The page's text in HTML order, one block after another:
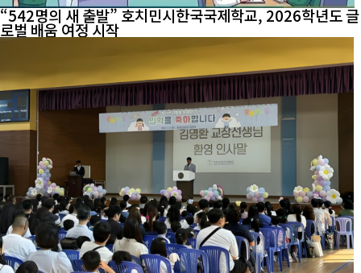
“542명의 새 출발” 호치민시한국국제학교, 2026학년도 글
로벌 배움 여정 시작